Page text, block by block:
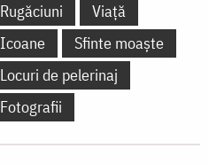
Rugăciuni
Viață
Icoane
Sfinte moaște
Locuri de pelerinaj
Fotografii